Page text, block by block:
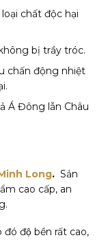
chất độc hại
bị trầy tróc.
chấn động nhiệt
Á Đông lẫn Châu
Long. Sản
cao cấp, an
độ bền rất cao,